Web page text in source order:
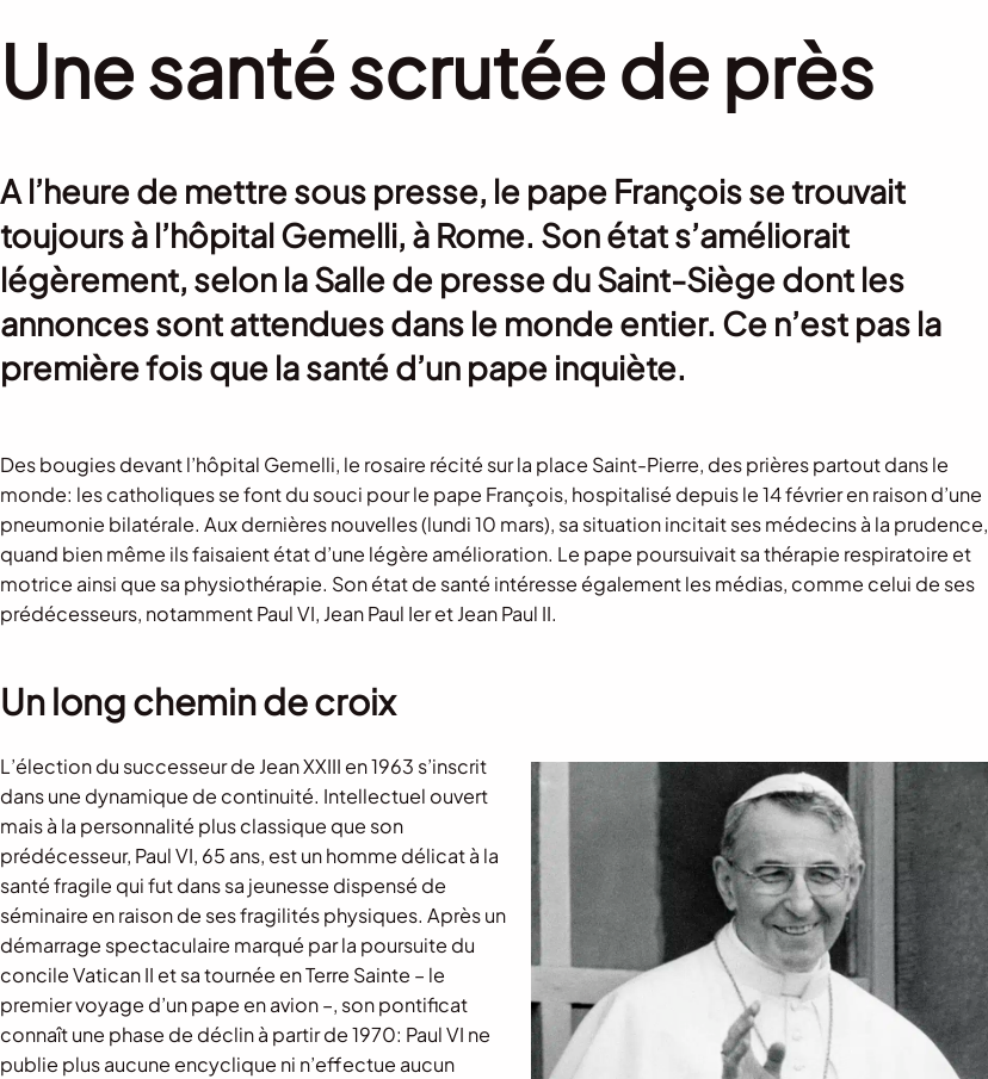
Une santé scrutée de près
A l’heure de mettre sous presse, le pape François se trouvait
toujours à l’hôpital Gemelli, à Rome. Son état s’améliorait
légèrement, selon la Salle de presse du Saint-Siège dont les
annonces sont attendues dans le monde entier. Ce n’est pas la
première fois que la santé d’un pape inquiète.
Des bougies devant l’hôpital Gemelli, le rosaire récité sur la place Saint-Pierre, des prières partout dans le
monde: les catholiques se font du souci pour le pape François, hospitalisé depuis le 14 février en raison d’une
pneumonie bilatérale. Aux dernières nouvelles (lundi 10 mars), sa situation incitait ses médecins à la prudence,
quand bien même ils faisaient état d’une légère amélioration. Le pape poursuivait sa thérapie respiratoire et
motrice ainsi que sa physiothérapie. Son état de santé intéresse également les médias, comme celui de ses
prédécesseurs, notamment Paul VI, Jean Paul Ier et Jean Paul II.
Un long chemin de croix
L’élection du successeur de Jean XXIII en 1963 s’inscrit
dans une dynamique de continuité. Intellectuel ouvert
mais à la personnalité plus classique que son
prédécesseur, Paul VI, 65 ans, est un homme délicat à la
santé fragile qui fut dans sa jeunesse dispensé de
séminaire en raison de ses fragilités physiques. Après un
démarrage spectaculaire marqué par la poursuite du
concile Vatican II et sa tournée en Terre Sainte – le
premier voyage d’un pape en avion –, son pontificat
connaît une phase de déclin à partir de 1970: Paul VI ne
publie plus aucune encyclique ni n’effectue aucun